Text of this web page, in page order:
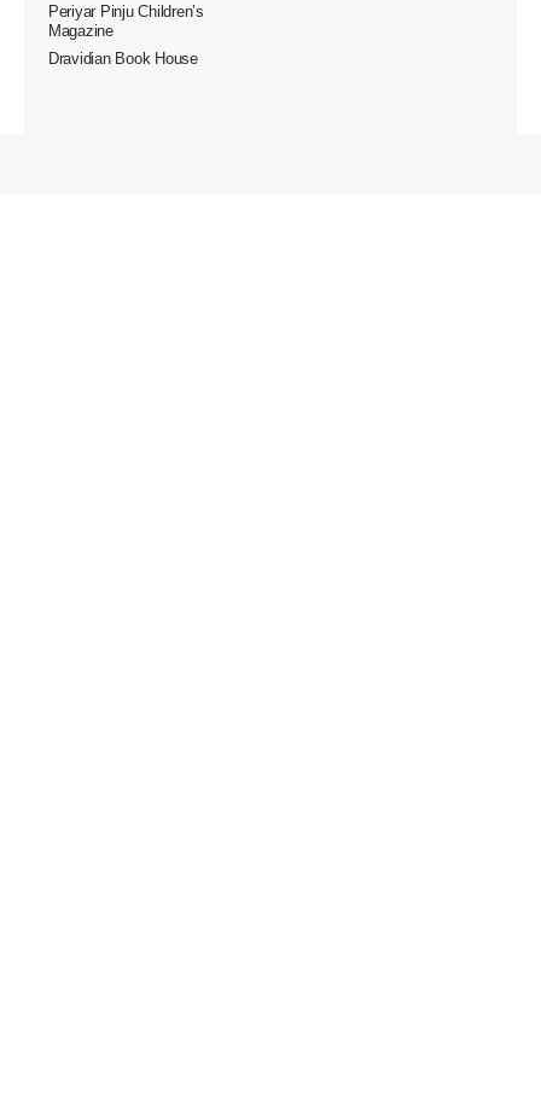
Periyar Pinju Children’s
Magazine
Dravidian Book House